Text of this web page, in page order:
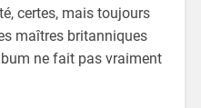
certes, mais toujours
maîtres britanniques
ne fait pas vraiment